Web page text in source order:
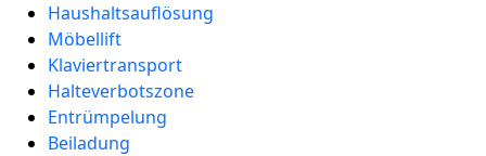
Haushaltsauflösung
Möbellift
Klaviertransport
Halteverbotszone
Entrümpelung
Beiladung